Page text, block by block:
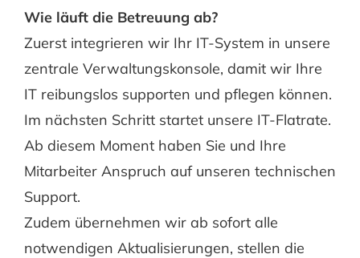
Wie läuft die Betreuung ab?
Zuerst integrieren wir Ihr IT-System in unsere
zentrale Verwaltungskonsole, damit wir Ihre
IT reibungslos supporten und pflegen können.
Im nächsten Schritt startet unsere IT-Flatrate.
Ab diesem Moment haben Sie und Ihre
Mitarbeiter Anspruch auf unseren technischen
Support.
Zudem übernehmen wir ab sofort alle
notwendigen Aktualisierungen, stellen die